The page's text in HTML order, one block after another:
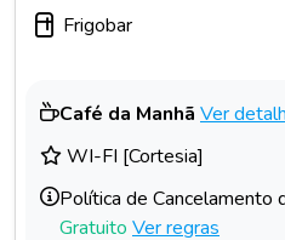
Frigobar
Café da Manhã Ver
WI-FI [Cortesia]
Política de Cancelamento
Gratuito Ver regras